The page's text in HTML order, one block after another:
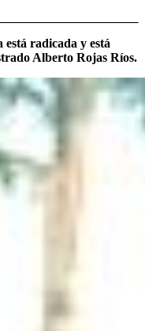
está radicada y está
Alberto Rojas Ríos.